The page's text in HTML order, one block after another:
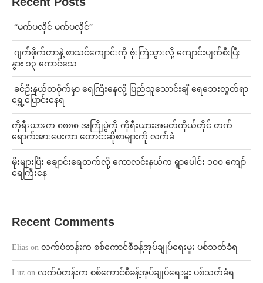
⁨ ⁨“မက်ပလိုင် မက်ပလိုင်”
⁨⁩ ⁨ဂျက်ဖိုက်တာနဲ့ စာသင်ကျောင်းကို ဗုံးကြဲသွားလို့ ကျောင်းပျက်စီးပြီး
နွား ၁၃ ကောင်သေ
⁩ ⁨ခင်ဦးနယ်တဝိုက်မှာ ရေကြီးနေလို့ ပြည်သူသောင်းချီ ရေဘေးလွတ်ရာ
ရွှေ့ပြောင်းနေရ
ကိုရီးယားက ၈၈၈၈ အကြိုပွဲကို ကိုရီးယားအမတ်ကိုယ်တိုင် တက်
ရောက်အားပေးကာ တောင်းဆိုစာများကို လက်ခံ
⁨မိုးများပြီး ချောင်းရေတက်လို့ ကောလင်းနယ်က ရွာပေါင်း ၁၀၀ ကျော်
ရေကြီးနေ
Recent Comments
Elias on လက်ပံတန်းက စစ်ကောင်စီခန့်အုပ်ချုပ်ရေးမှူး ပစ်သတ်ခံရ
Luz on လက်ပံတန်းက စစ်ကောင်စီခန့်အုပ်ချုပ်ရေးမှူး ပစ်သတ်ခံရ